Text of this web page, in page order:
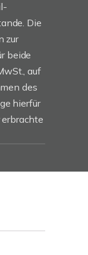
Die
zur
beide
auf
des
hierfür